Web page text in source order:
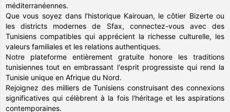
méditerranéennes.
Que vous soyez dans l'historique Kairouan, le côtier Bizerte ou
les districts modernes de Sfax, connectez-vous avec des
Tunisiens compatibles qui apprécient la richesse culturelle, les
valeurs familiales et les relations authentiques.
Notre plateforme entièrement gratuite honore les traditions
tunisiennes tout en embrassant l'esprit progressiste qui rend la
Tunisie unique en Afrique du Nord.
Rejoignez des milliers de Tunisiens construisant des connexions
significatives qui célèbrent à la fois l'héritage et les aspirations
contemporaines.